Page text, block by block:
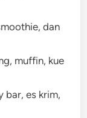
dan
muffin, kue
bar, es krim,